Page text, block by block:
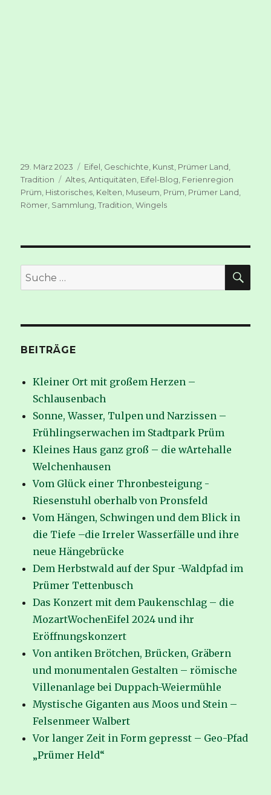
Veröffentlicht
am
29. März 2023 Kategorien
Eifel Geschichte Kunst Prümer Land
Tradition
Schlagwörter
Altes ,Antiquitäten Eifel-Blog Ferienregion
Prüm Historisches Kelten Museum Prüm Prümer Land
Römer Sammlung ,Tradition ,Wingels
Suche
nach:
BEITRÄGE
Kleiner Ort mit großem Herzen –
Schlausenbach
Sonne, Wasser, Tulpen und Narzissen –
Frühlingserwachen im Stadtpark Prüm
Kleines Haus ganz groß – die wArtehalle
Welchenhausen
Vom Glück einer Thronbesteigung -
Riesenstuhl oberhalb von Pronsfeld
Vom Hängen, Schwingen und dem Blick in
die Tiefe –die Irreler Wasserfälle und ihre
neue Hängebrücke
Dem Herbstwald auf der Spur -Waldpfad im
Prümer Tettenbusch
Das Konzert mit dem Paukenschlag – die
MozartWochenEifel 2024 und ihr
Eröffnungskonzert
Von antiken Brötchen, Brücken, Gräbern
und monumentalen Gestalten – römische
Villenanlage bei Duppach-Weiermühle
Mystische Giganten aus Moos und Stein –
Felsenmeer Walbert
Vor langer Zeit in Form gepresst – Geo-Pfad
„Prümer Held“